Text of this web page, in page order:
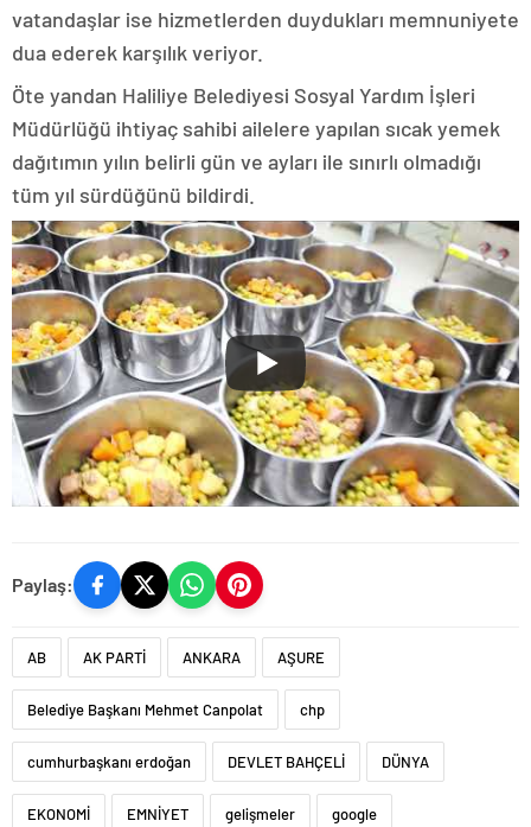
vatandaşlar ise hizmetlerden duydukları memnuniyete
dua ederek karşılık veriyor.
Öte yandan Haliliye Belediyesi Sosyal Yardım İşleri
Müdürlüğü ihtiyaç sahibi ailelere yapılan sıcak yemek
dağıtımın yılın belirli gün ve ayları ile sınırlı olmadığı
tüm yıl sürdüğünü bildirdi.
Paylaş:
AB AK PARTİ ANKARA AŞURE
Belediye Başkanı Mehmet Canpolat chp
cumhurbaşkanı erdoğan DEVLET BAHÇELİ DÜNYA
EKONOMİ EMNİYET gelişmeler google